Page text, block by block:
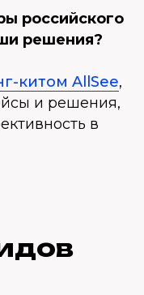
российского
решения?
китом AllSee,
и решения,
в